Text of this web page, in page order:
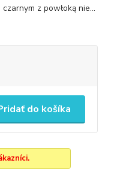
z powłoką nie...
do košíka